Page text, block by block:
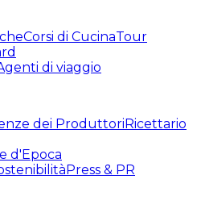
Corsi di CucinaTour
di viaggio
dei ProduttoriRicettario
d'Epoca
Press & PR